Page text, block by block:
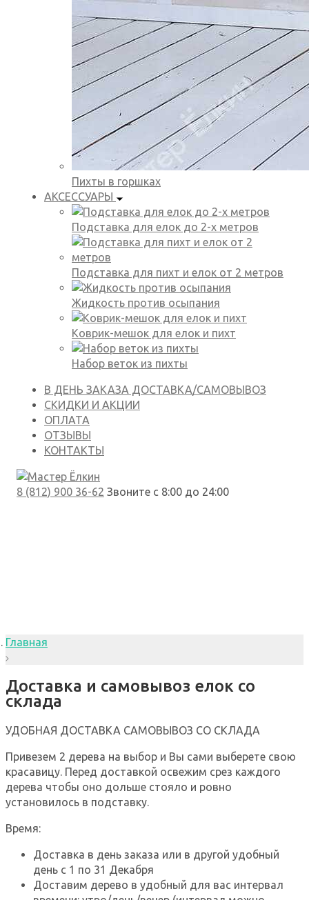
Пихты в горшках
АКСЕССУАРЫ
Подставка для елок до 2-х метров
Подставка для пихт и елок от 2 метров
Жидкость против осыпания
Коврик-мешок для елок и пихт
Набор веток из пихты
В ДЕНЬ ЗАКАЗА ДОСТАВКА/САМОВЫВОЗ
СКИДКИ И АКЦИИ
ОПЛАТА
ОТЗЫВЫ
КОНТАКТЫ
8 (812) 900 36-62 Звоните с 8:00 до 24:00
Главная
Доставка и самовывоз елок со
склада
УДОБНАЯ ДОСТАВКА САМОВЫВОЗ СО СКЛАДА
Привезем 2 дерева на выбор и Вы сами выберете свою
красавицу. Перед доставкой освежим срез каждого
дерева чтобы оно дольше стояло и ровно
установилось в подставку.
Время:
Доставка в день заказа или в другой удобный
день с 1 по 31 Декабря
Доставим дерево в удобный для вас интервал